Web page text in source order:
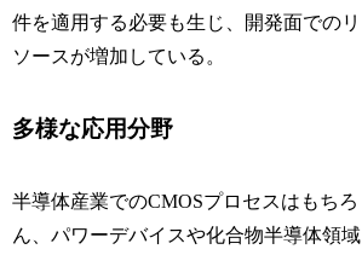
件を適用する必要も生じ、開発面でのリ
ソースが増加している。
多様な応用分野
半導体産業でのCMOSプロセスはもちろ
ん、パワーデバイスや化合物半導体領域